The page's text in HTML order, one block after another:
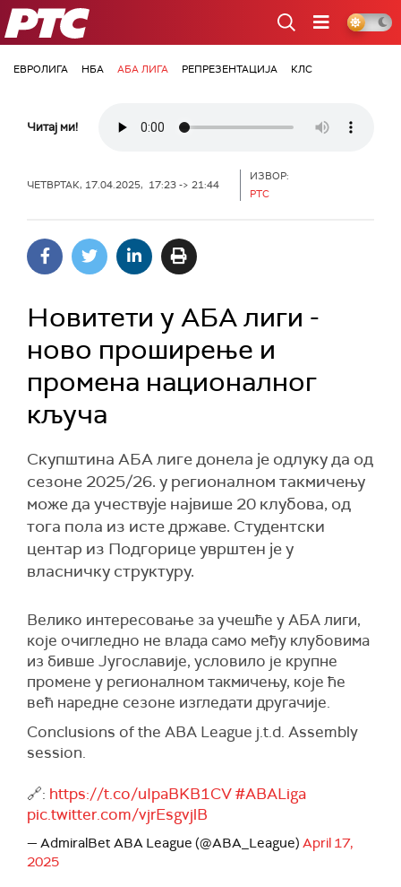
РТС
ЕВРОЛИГА НБА АБА ЛИГА РЕПРЕЗЕНТАЦИЈА КЛС
Читај ми!
ЧЕТВРТАК, 17.04.2025, 17:23 -> 21:44
ИЗВОР:
РТС
Новитети у АБА лиги -
ново проширење и
промена националног
кључа
Скупштина АБА лиге донела је одлуку да од
сезоне 2025/26. у регионалном такмичењу
може да учествује највише 20 клубова, од
тога пола из исте државе. Студентски
центар из Подгорице уврштен је у
власничку структуру.
Велико интересовање за учешће у АБА лиги,
које очигледно не влада само међу клубовима
из бивше Југославије, условило је крупне
промене у регионалном такмичењу, које ће
већ наредне сезоне изгледати другачије.
Conclusions of the ABA League j.t.d. Assembly
session.
🔗: https://t.co/uIpaBKB1CV#ABALiga
pic.twitter.com/vjrEsgvjlB
— AdmiralBet ABA League (@ABA_League) April 17,
2025